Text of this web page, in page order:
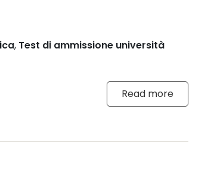
, Test di ammissione università
Read more